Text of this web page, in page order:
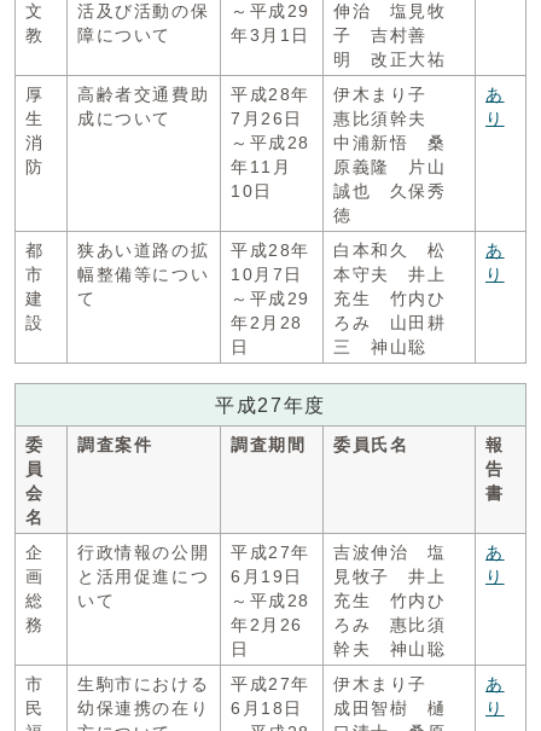
文
教
活及び活動の保
障について
～平成29
年3月1日
伸治 塩見牧
子 吉村善
明 改正大祐
厚
生
消
防
高齢者交通費助
成について
平成28年
7月26日
～平成28
年11月
10日
伊木まり子
惠比須幹夫
中浦新悟 桑
原義隆 片山
誠也 久保秀
徳
あ
り
都
市
建
設
狭あい道路の拡
幅整備等につい
て
平成28年
10月7日
～平成29
年2月28
日
白本和久 松
本守夫 井上
充生 竹内ひ
ろみ 山田耕
三 神山聡
あ
り
平成27年度
委
員
会
名
調査案件 調査期間 委員氏名
報
告
書
企
画
総
務
行政情報の公開
と活用促進につ
いて
平成27年
6月19日
～平成28
年2月26
日
吉波伸治 塩
見牧子 井上
充生 竹内ひ
ろみ 惠比須
幹夫 神山聡
あ
り
市
民
生駒市における
幼保連携の在り
平成27年
6月18日
伊木まり子
成田智樹 樋
あ
り